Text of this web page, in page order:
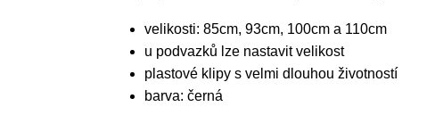
velikosti: 85cm, 93cm, 100cm a 110cm
u podvazků lze nastavit velikost
plastové klipy s velmi dlouhou životností
barva: černá